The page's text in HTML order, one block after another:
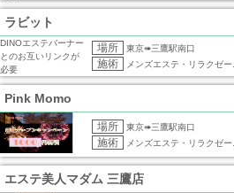
ラビット
DINOエステバーナー
とのお互いリンクが
必要
場所 東京➠三鷹駅南口
施術 メンズエステ・リラクゼー..
Pink Momo
場所 東京➠三鷹駅南口
施術 メンズエステ・リラクゼー..
エステ美人マダム 三鷹店